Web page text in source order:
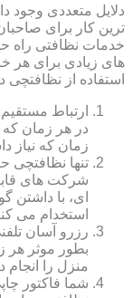
دلایل متعددی وجود
ترین کار برای
خدمات نظافتی راه
های زیادی برای هر
استفاده از
ارتباط
در هر زمان که
زمان که نیاز
تنها نظافتچی
شرکت های
ای، با داشتن
استخدام می
رزرو آسان
بطور موثر هر
منزل را انجام
شما فاکتور